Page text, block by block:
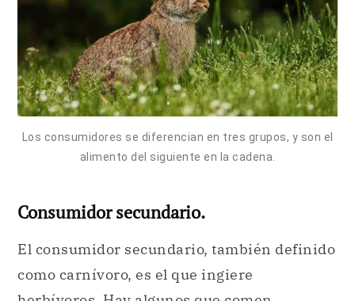
Los consumidores se diferencian en tres grupos, y son el
alimento del siguiente en la cadena.
Consumidor secundario.
El consumidor secundario, también definido
herbívoros. Hay algunos que comen
moluscos que comen pequeños pecesque
se alimentan a base de algas.